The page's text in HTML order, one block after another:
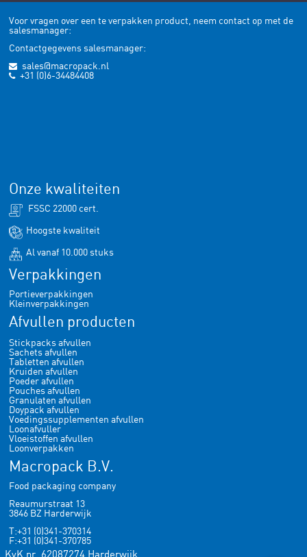
Voor vragen over een te verpakken product, neem contact op met de
salesmanager:
Contactgegevens salesmanager:
sales@macropack.nl
+31 (0)6-34484408
Onze kwaliteiten
FSSC 22000 cert.
Hoogste kwaliteit
Al vanaf 10.000 stuks
Verpakkingen
Portieverpakkingen
Kleinverpakkingen
Afvullen producten
Stickpacks afvullen
Sachets afvullen
Tabletten afvullen
Kruiden afvullen
Poeder afvullen
Pouches afvullen
Granulaten afvullen
Doypack afvullen
Voedingssupplementen afvullen
Loonafvuller
Vloeistoffen afvullen
Loonverpakken
Macropack B.V.
Food packaging company
Reaumurstraat 13
3846 BZ Harderwijk
T:+31 (0)341-370314
F:+31 (0)341-370785
KvK nr. 62087274 Harderwijk